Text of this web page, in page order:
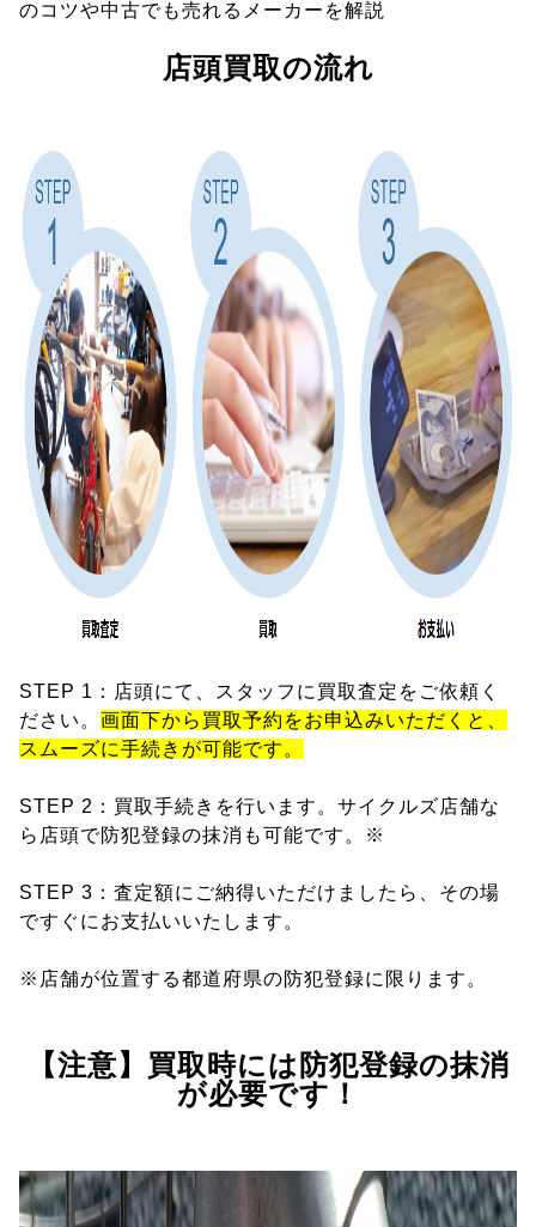
のコツや中古でも売れるメーカーを解説
店頭買取の流れ
STEP 1：店頭にて、スタッフに買取査定をご依頼く
ださい。 画面下から買取予約をお申込みいただくと、
スムーズに手続きが可能です。
STEP 2：買取手続きを行います。サイクルズ店舗な
ら店頭で防犯登録の抹消も可能です。※
STEP 3：査定額にご納得いただけましたら、その場
ですぐにお支払いいたします。
※店舗が位置する都道府県の防犯登録に限ります。
【注意】買取時には防犯登録の抹消
が必要です！